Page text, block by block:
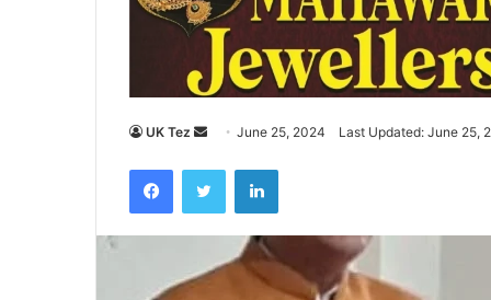
UK Tez
n
d
a
n
June 25, 2024 Last Updated: June 25,